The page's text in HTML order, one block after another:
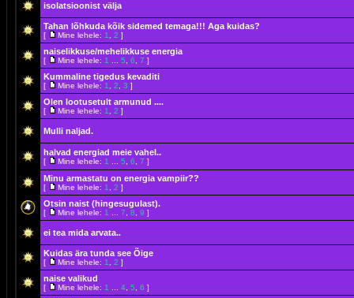
isolatsioonist välja
Tahan lõhkuda kõik sidemed temaga!!! Aga kuidas?
[ Mine lehele: 1 2 ]
naiselikkuse/mehelikkuse energia
[ Mine lehele: 1 5 6 7 ]
Kummaline tigedus kevaditi
[ Mine lehele: 1 2 3 ]
Olen lootusetult armunud ....
[ Mine lehele: 1 2 ]
Mulli naljad.
halvad energiad meie vahel..
[ Mine lehele: 1 5 6 7 ]
Minu armastatu on energia vampiir??
[ Mine lehele: 1 2 ]
Otsin naist (hingesugulast).
[ Mine lehele: 1 7 8 9 ]
ei tea mida arvata..
Kuidas ära tunda see Õige
[ Mine lehele: 1 2 ]
naise valikud
[ Mine lehele: 1 4 5 6 ]